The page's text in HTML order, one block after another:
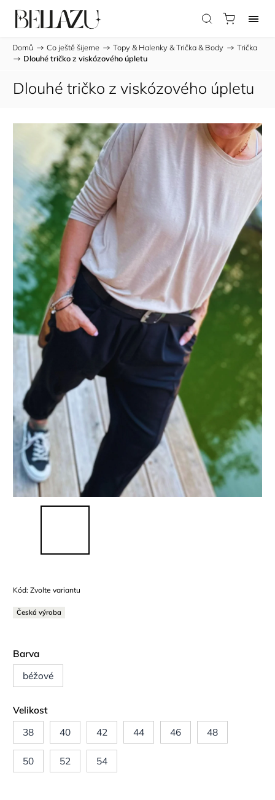
Domů / Co ještě šijeme / Topy & Halenky & Trička & Body /
Trička
/
Dlouhé tričko z viskózového úpletu
Dlouhé tričko z viskózového úpletu
Kód: Zvolte variantu
Česká výroba
Barva
béžové
Velikost
38
40 42 44 46 48
50 52 54